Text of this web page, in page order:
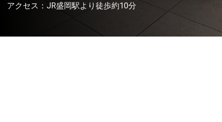
アクセス：JR盛岡駅より徒歩約10分